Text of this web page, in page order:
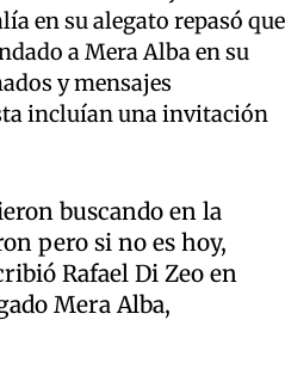
en su alegato repasó que
a Mera Alba en su
y mensajes
incluían una invitación
buscando en la
pero si no es hoy,
Rafael Di Zeo en
Mera Alba,